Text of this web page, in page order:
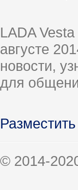
LADA
августе
новости,
для
© 2014-